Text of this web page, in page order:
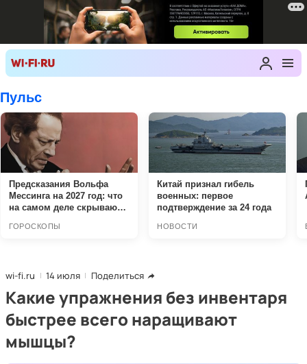
wi-fi.ru 14 июля Поделиться
Какие упражнения без инвентаря
быстрее всего наращивают
мышцы?